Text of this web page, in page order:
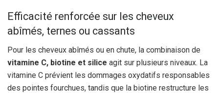
Efficacité renforcée sur les cheveux
abîmés, ternes ou cassants
Pour les cheveux abîmés ou en chute, la combinaison de
vitamine C, biotine et silice agit sur plusieurs niveaux. La
vitamine C prévient les dommages oxydatifs responsables
des pointes fourchues, tandis que la biotine restructure les